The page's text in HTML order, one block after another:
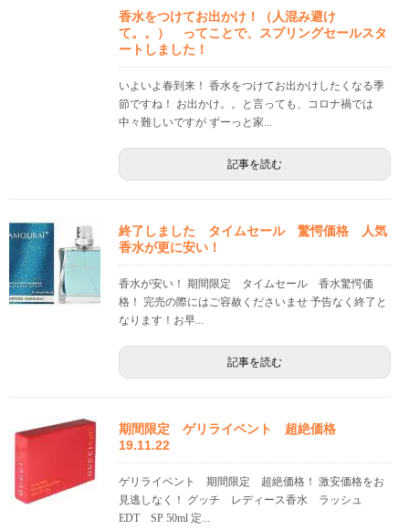
香水をつけてお出かけ！（人混み避け
て。。） ってことで、スプリングセールスタ
ートしました！
いよいよ春到来！ 香水をつけてお出かけしたくなる季
節ですね！ お出かけ。。と言っても、コロナ禍では
中々難しいですが ずーっと家...
記事を読む
終了しました タイムセール 驚愕価格 人気
香水が更に安い！
香水が安い！ 期間限定 タイムセール 香水驚愕価
格！ 完売の際にはご容赦くださいませ 予告なく終了と
なります！お早...
記事を読む
期間限定 ゲリライベント 超絶価格
19.11.22
ゲリライベント 期間限定 超絶価格！ 激安価格をお
見逃しなく！ グッチ レディース香水 ラッシュ
EDT SP 50ml 定...